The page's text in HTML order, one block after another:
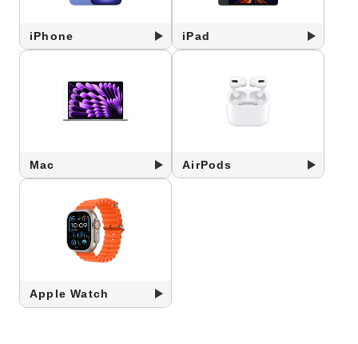
iPhone iPad
Mac AirPods
Apple Watch